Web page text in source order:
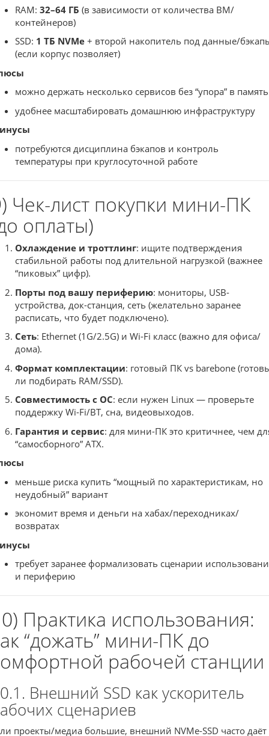
RAM: 32–64 ГБ (в зависимости от количества ВМ/
контейнеров)
SSD: 1 ТБ NVMe + второй накопитель под данные/
(если корпус позволяет)
можно держать несколько сервисов без “упора” в память
удобнее масштабировать домашнюю инфраструктуру
потребуются дисциплина бэкапов и контроль
температуры при круглосуточной работе
Чек-лист покупки мини-ПК
оплаты)
Охлаждение и троттлинг: ищите подтверждения
стабильной работы под длительной нагрузкой (важнее
“пиковых” цифр).
Порты под вашу периферию: мониторы, USB-
устройства, док-станция, сеть (желательно заранее
расписать, что будет подключено).
Сеть: Ethernet (1G/2.5G) и Wi-Fi класс (важно для офиса/
дома).
Формат комплектации: готовый ПК vs barebone
ли подбирать RAM/SSD).
Совместимость с ОС: если нужен Linux — проверьте
поддержку Wi-Fi/BT, сна, видеовыходов.
Гарантия и сервис: для мини-ПК это критичнее, чем
“самосборного” ATX.
меньше риска купить “мощный по характеристикам, но
неудобный” вариант
экономит время и деньги на хабах/переходниках/
возвратах
требует заранее формализовать сценарии
и периферию
Практика использования:
“дожать” мини-ПК до
рабочей станции
Внешний SSD как ускоритель
сценариев
проекты/медиа большие, внешний NVMe-SSD часто даёт